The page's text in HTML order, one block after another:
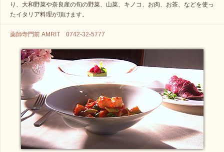
り、大和野菜や奈良産の旬の野菜、山菜、キノコ、お肉、お茶、などを使っ
たイタリア料理が頂けます。
薬師寺門前 AMRIT 0742-32-5777